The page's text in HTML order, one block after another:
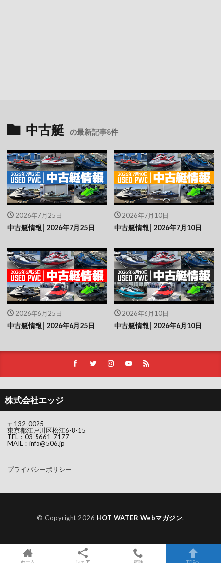
中古艇 の最新記事8件
2026年7月25日
中古艇情報│2026年7月25日
2026年7月10日
中古艇情報│2026年7月10日
2026年6月25日
中古艇情報│2026年6月25日
2026年6月10日
中古艇情報│2026年6月10日
株式会社エッジ
〒132-0025
東京都江戸川区松江6-8-15
TEL： 03-5661-7177
MAIL： info@506.jp
プライバシーポリシー
© Copyright 2026 HOT WATER Webマガジン.
ホーム シェア 電話 TOPへ